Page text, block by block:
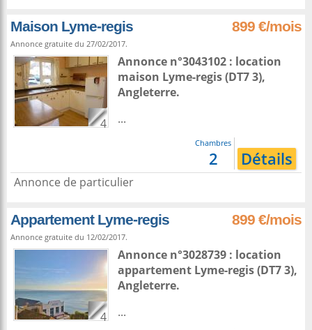
Maison Lyme-regis 899 €/mois
Annonce gratuite du 27/02/2017.
4
Annonce n°3043102 : location
maison Lyme-regis(DT7 3),
Angleterre.
...
Chambres
2 Détails
Annonce de particulier
Appartement Lyme-regis 899 €/mois
Annonce gratuite du 12/02/2017.
4
Annonce n°3028739 : location
appartement Lyme-regis(DT7 3),
Angleterre.
...